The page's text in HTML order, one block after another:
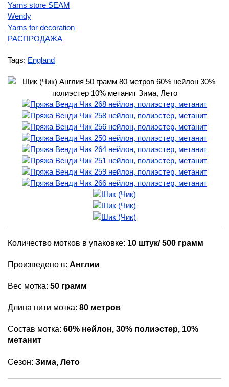
Yarns store SEAM
Wendy
Yarns for decoration
РАСПРОДАЖА
Tags: England
Количество мотков в упаковке: 10 штук/ 500 грамм
Произведено в: Англии
Вес мотка: 50 грамм
Длина нити мотка: 80 метров
Состав мотка: 60% нейлон, 30% полиэстер, 10%
метанит
Сезон: Зима, Лето